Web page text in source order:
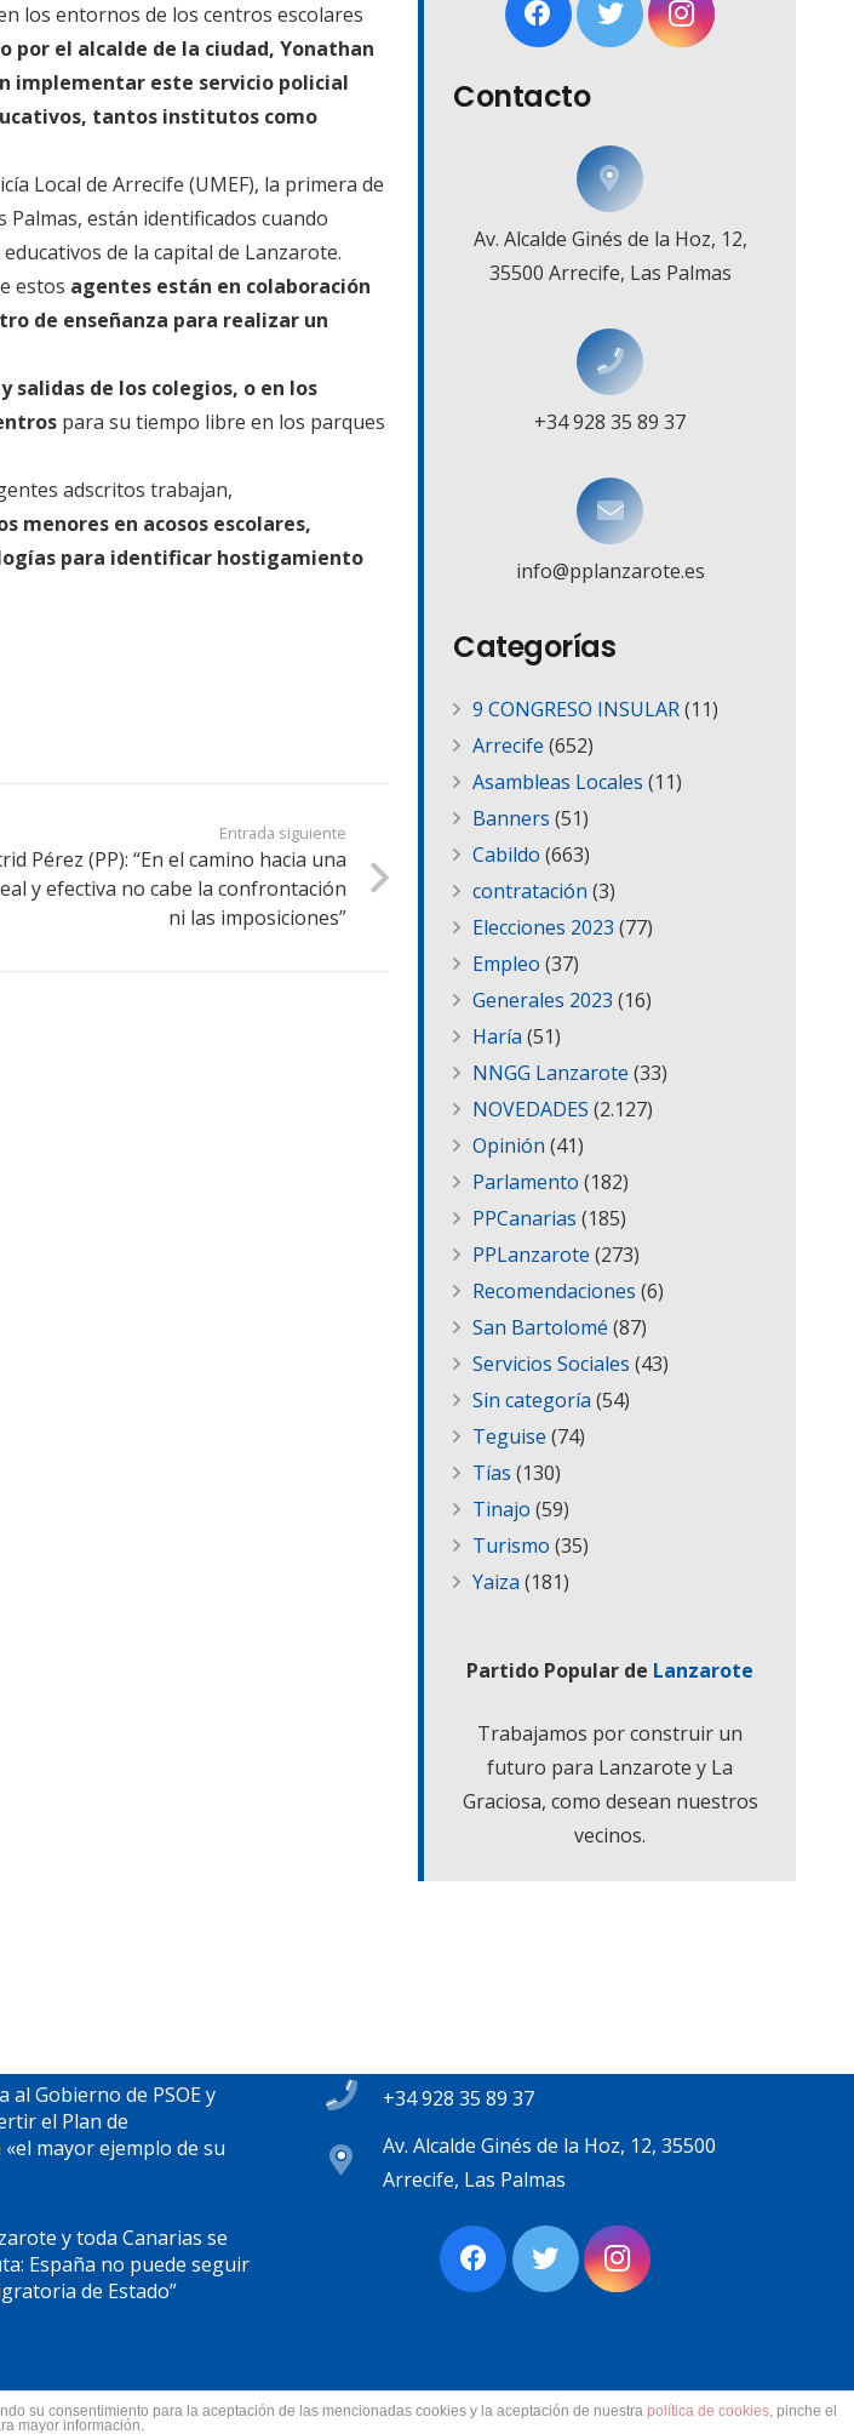
los entornos de los centros escolares
por el alcalde de la ciudad, Yonathan
implementar este servicio policial
tantos institutos como
Local de Arrecife (UMEF), la primera de
están identificados cuando
de la capital de Lanzarote.
estos agentes están en colaboración
de enseñanza para realizar un
salidas de los colegios, o en los
para su tiempo libre en los parques
adscritos trabajan,
menores en acosos escolares,
para identificar hostigamiento
Entrada siguiente
Pérez (PP): “En el camino hacia una
y efectiva no cabe la confrontación
ni las imposiciones”
Contacto
Av. Alcalde Ginés de la Hoz, 12,
35500 Arrecife, Las Palmas
+34 928 35 89 37
info@pplanzarote.es
Categorías
9 CONGRESO INSULAR(11)
Arrecife (652)
Asambleas Locales (11)
Banners (51)
Cabildo (663)
contratación (3)
Elecciones 2023 (77)
Empleo (37)
Generales 2023 (16)
Haría (51)
NNGG Lanzarote (33)
NOVEDADES (2.127)
Opinión (41)
Parlamento (182)
PPCanarias (185)
PPLanzarote (273)
Recomendaciones (6)
San Bartolomé (87)
Servicios Sociales (43)
Sin categoría (54)
Teguise (74)
Tías (130)
Tinajo (59)
Turismo (35)
Yaiza (181)
Partido Popular de Lanzarote
Trabajamos por construir un
futuro para Lanzarote y La
Graciosa, como desean nuestros
vecinos.
al Gobierno de PSOE y
el Plan de
mayor ejemplo de su
y toda Canarias se
España no puede seguir
de Estado”
+34 928 35 89 37
Av. Alcalde Ginés de la Hoz, 12, 35500
Arrecife, Las Palmas
su consentimiento para la aceptación de las mencionadas cookies y la aceptación de nuestra política de cookies, pinche el
mayor información.